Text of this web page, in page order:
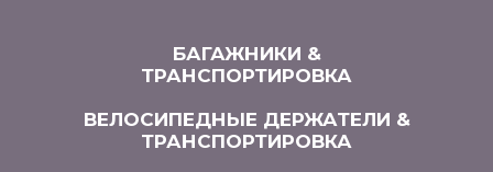
БАГАЖНИКИ &
ТРАНСПОРТИРОВКА
ВЕЛОСИПЕДНЫЕ ДЕРЖАТЕЛИ &
ТРАНСПОРТИРОВКА